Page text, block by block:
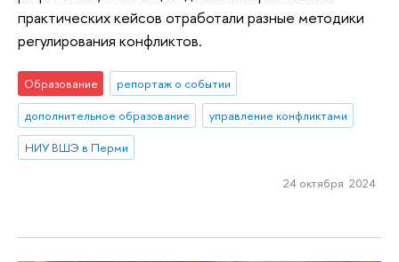
практических кейсов отработали разные методики
регулирования конфликтов.
Образование
репортаж о событии
дополнительное образование
управление конфликтами
НИУ ВШЭ в Перми
24 октября 2024